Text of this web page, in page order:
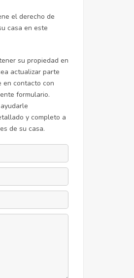
el derecho de
casa en este
su propiedad en
actualizar parte
en contacto con
formulario.
y completo a
de su casa.